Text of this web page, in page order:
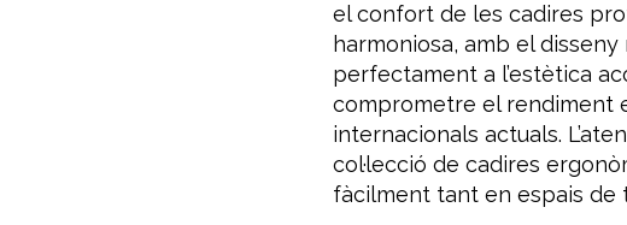
el confort de les cadires
harmoniosa, amb el
perfectament a l’estètica
comprometre el rendiment
internacionals actuals.
col·lecció de cadires
fàcilment tant en espais de